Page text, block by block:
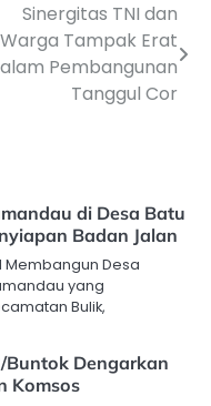
Sinergitas TNI dan
Warga Tampak Erat
Pembangunan
Tanggul Cor
di Desa Batu
Badan Jalan
Membangun Desa
yang
Bulik,
Buntok Dengarkan
Komsos